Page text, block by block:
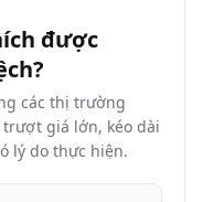
được
các thị trường
giá lớn, kéo dài
lý do thực hiện.